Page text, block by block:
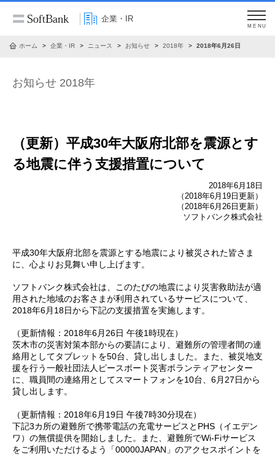
企業・IR
MENU
ホーム 企業・IR ニュース お知らせ 2018年 2018年6月26日
お知らせ 2018年
（更新）平成30年大阪府北部を震源とす
る地震に伴う支援措置について
2018年6月18日
（2018年6月19日更新）
（2018年6月26日更新）
ソフトバンク株式会社
平成30年大阪府北部を震源とする地震により被災された皆さま
に、心よりお見舞い申し上げます。
ソフトバンク株式会社は、このたびの地震により災害救助法が適
用された地域のお客さまが利用されているサービスについて、
2018年6月18日から下記の支援措置を実施します。
（更新情報：2018年6月26日 午後1時現在）
茨木市の災害対策本部からの要請により、避難所の管理者間の連
絡用としてタブレットを50台、貸し出しました。また、被災地支
援を行う一般社団法人ピースボート災害ボランティアセンター
に、職員間の連絡用としてスマートフォンを10台、6月27日から
貸し出します。
（更新情報：2018年6月19日 午後7時30分現在）
下記3カ所の避難所で携帯電話の充電サービスとPHS（イエデン
ワ）の無償提供を開始しました。また、避難所でWi-Fiサービス
をご利用いただけるよう「00000JAPAN」のアクセスポイントを